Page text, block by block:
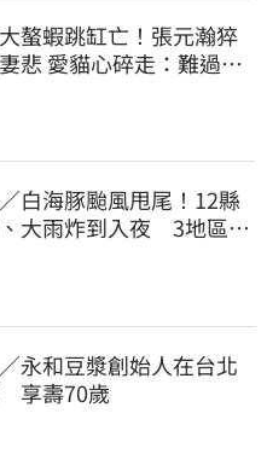
螯蝦跳缸亡！張元瀚猝
悲 愛貓心碎走：難過不
白海豚颱風甩尾！12縣
大雨炸到入夜 3地區有
永和豆漿創始人在台北
享壽70歲